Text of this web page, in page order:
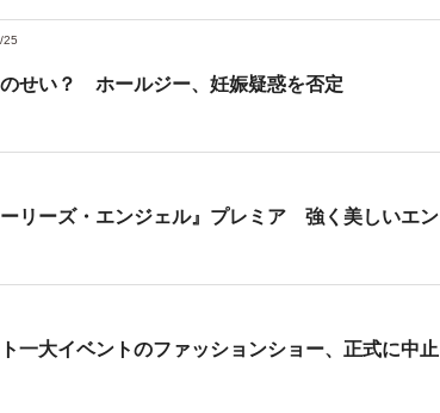
25
せい？ ホールジー、妊娠疑惑を否定
リーズ・エンジェル』プレミア 強く美しいエン
一大イベントのファッションショー、正式に中止